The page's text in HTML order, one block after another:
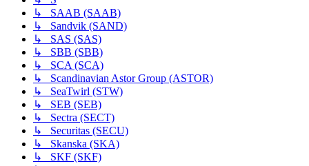
↳ SAAB (SAAB)
↳ Sandvik (SAND)
↳ SAS (SAS)
↳ SBB (SBB)
↳ SCA (SCA)
↳ Scandinavian Astor Group (ASTOR)
↳ SeaTwirl (STW)
↳ SEB (SEB)
↳ Sectra (SECT)
↳ Securitas (SECU)
↳ Skanska (SKA)
↳ SKF (SKF)